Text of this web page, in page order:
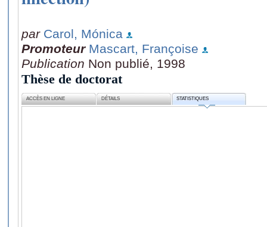
par Carol, Mónica
Promoteur Mascart, Françoise
Publication Non publié, 1998
Thèse de doctorat
ACCÈS EN LIGNE DÉTAILS STATISTIQUES